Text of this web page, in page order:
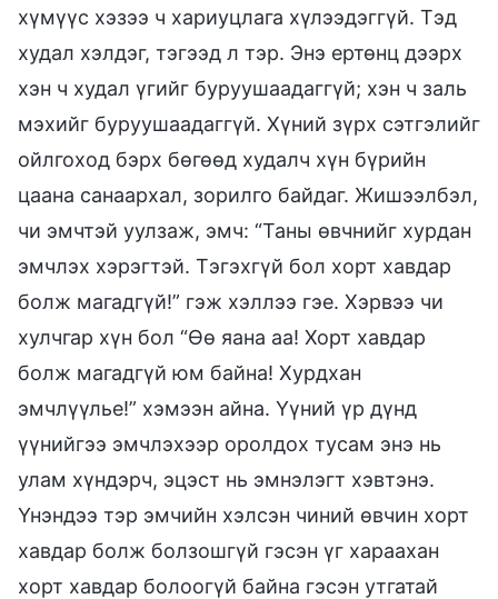
хүмүүс хэзээ ч хариуцлага хүлээдэггүй. Тэд
худал хэлдэг, тэгээд л тэр. Энэ ертөнц дээрх
хэн ч худал үгийг буруушаадаггүй; хэн ч заль
мэхийг буруушаадаггүй. Хүний зүрх сэтгэлийг
ойлгоход бэрх бөгөөд худалч хүн бүрийн
цаана санаархал, зорилго байдаг. Жишээлбэл,
чи эмчтэй уулзаж, эмч: “Таны өвчнийг хурдан
эмчлэх хэрэгтэй. Тэгэхгүй бол хорт хавдар
болж магадгүй!” гэж хэллээ гэе. Хэрвээ чи
хулчгар хүн бол “Өө яана аа! Хорт хавдар
болж магадгүй юм байна! Хурдхан
эмчлүүлье!” хэмээн айна. Үүний үр дүнд
үүнийгээ эмчлэхээр оролдох тусам энэ нь
улам хүндэрч, эцэст нь эмнэлэгт хэвтэнэ.
Үнэндээ тэр эмчийн хэлсэн чиний өвчин хорт
хавдар болж болзошгүй гэсэн үг хараахан
хорт хавдар болоогүй байна гэсэн утгатай